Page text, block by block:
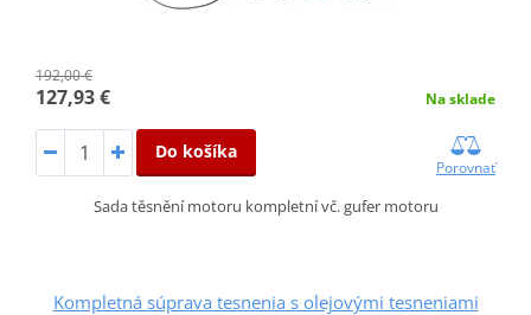
192,00 €
127,93 € Na sklade
Do košíka
Porovnať
Sada těsnění motoru kompletní vč. gufer motoru
Kompletná súprava tesnenia s olejovými tesneniami